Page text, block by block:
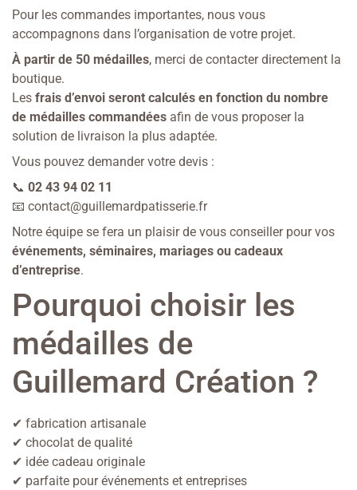
Pour les commandes importantes, nous vous
accompagnons dans l’organisation de votre projet.
À partir de 50 médailles, merci de contacter directement la
boutique.
Les frais d’envoi seront calculés en fonction du nombre
de médailles commandées afin de vous proposer la
solution de livraison la plus adaptée.
Vous pouvez demander votre devis :
📞 02 43 94 02 11
📧 contact@guillemardpatisserie.fr
Notre équipe se fera un plaisir de vous conseiller pour vos
événements, séminaires, mariages ou cadeaux
d’entreprise.
Pourquoi choisir les
médailles de
Guillemard Création ?
✔ fabrication artisanale
✔ chocolat de qualité
✔ idée cadeau originale
✔ parfaite pour événements et entreprises